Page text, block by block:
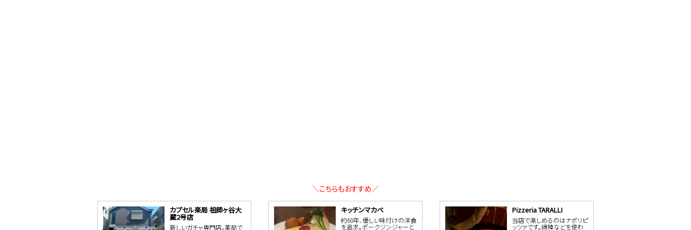
＼こちらもおすすめ／
カプセル楽局 祖師ヶ谷大
蔵2号店
新しいガチャ専門店。薬局で
キッチンマカベ
約60年、優しい味付けの洋食
を追求。ポークジンジャーと
Pizzeria TARALLI
当店で楽しめるのはナポリピ
ッツァです。綿棒などを使わ